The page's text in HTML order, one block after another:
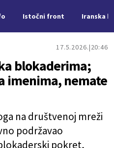
Istočni front Iranska
17.5.2026. 20:46
blokaderima;
imenima, nemate
na društvenoj mreži
podržavao
pokret,